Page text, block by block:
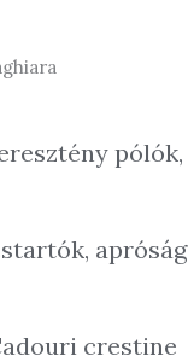
crestine